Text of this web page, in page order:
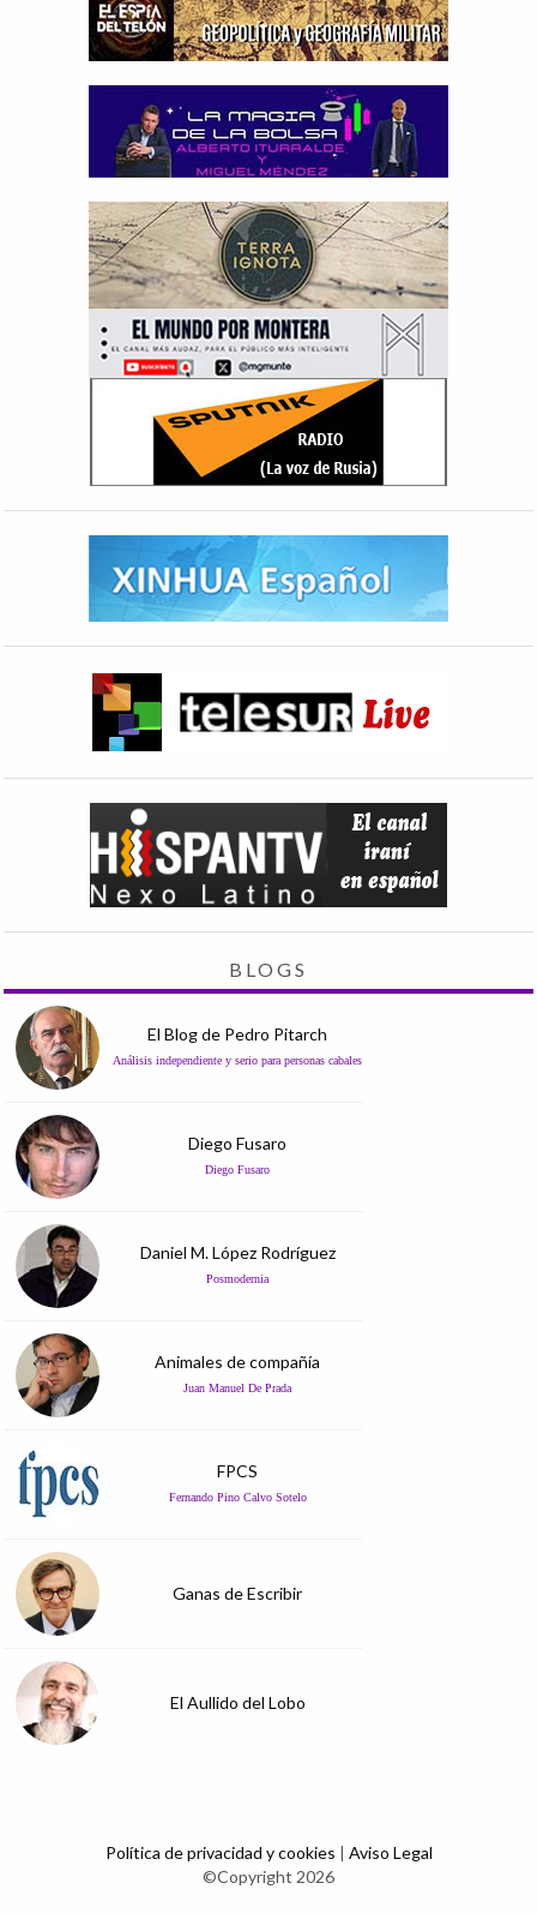
BLOGS
El Blog de Pedro Pitarch
Análisis independiente y serio para personas cabales
Diego Fusaro
Diego Fusaro
Daniel M. López Rodríguez
Posmodernia
Animales de compañía
Juan Manuel De Prada
FPCS
Fernando Pino Calvo Sotelo
Ganas de Escribir
El Aullido del Lobo
Política de privacidad y cookies | Aviso Legal
©Copyright 2026